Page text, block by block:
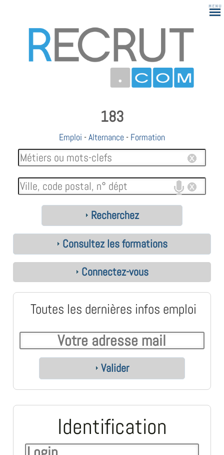
183
Emploi -Alternance - Formation
Recherchez
Consultez les formations
Connectez-vous
Toutes les dernières infos emploi
Valider
Identification